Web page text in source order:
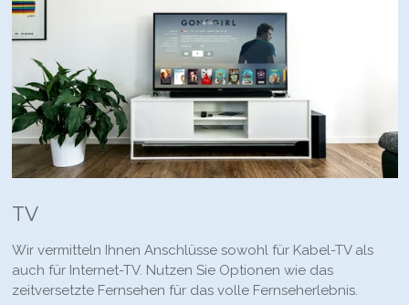
TV
Wir vermitteln Ihnen Anschlüsse sowohl für Kabel-TV als
auch für Internet-TV. Nutzen Sie Optionen wie das
zeitversetzte Fernsehen für das volle Fernseherlebnis.